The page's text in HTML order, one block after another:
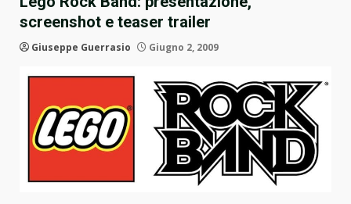
screenshot e teaser trailer
Giuseppe Guerrasio Giugno 2, 2009